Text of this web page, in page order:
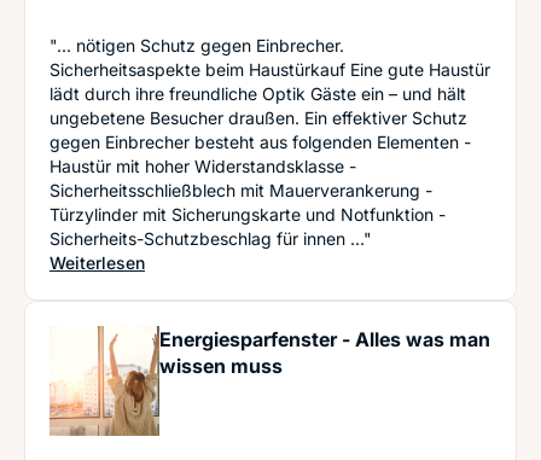
"... nötigen Schutz gegen Einbrecher.
Sicherheitsaspekte beim Haustürkauf Eine gute Haustür
lädt durch ihre freundliche Optik Gäste ein – und hält
ungebetene Besucher draußen. Ein effektiver Schutz
gegen Einbrecher besteht aus folgenden Elementen -
Haustür mit hoher Widerstandsklasse -
Sicherheitsschließblech mit Mauerverankerung -
Türzylinder mit Sicherungskarte und Notfunktion -
Sicherheits-Schutzbeschlag für innen ..."
Weiterlesen: Die Haustür erneuern: Diese wichtigen
Energiesparfenster - Alles was man
wissen muss